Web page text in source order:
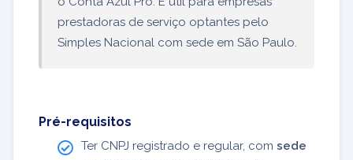
prestadoras de serviço optantes pelo
Simples Nacional com sede em São Paulo.
Pré-requisitos
Ter CNPJ registrado e regular, com sede